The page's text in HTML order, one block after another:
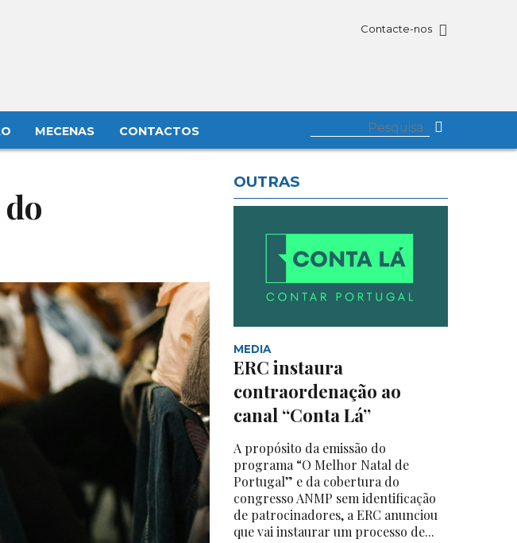
Contacte-nos
MECENAS CONTACTOS
OUTRAS
MEDIA
ERC instaura
contraordenação ao
canal “Conta Lá”
A propósito da emissão do
programa “O Melhor Natal de
Portugal” e da cobertura do
congresso ANMP sem identificação
de patrocinadores, a ERC anunciou
que vai instaurar um processo de...